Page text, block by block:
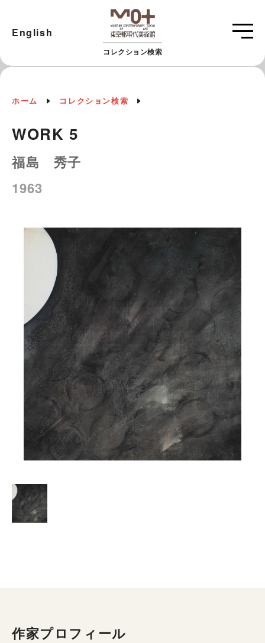
コレクション検索
English
ホーム コレクション検索
WORK 5
福島 秀子
1963
作家プロフィール